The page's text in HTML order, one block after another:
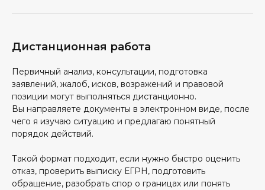
Дистанционная работа
Первичный анализ, консультации, подготовка
заявлений, жалоб, исков, возражений и правовой
позиции могут выполняться дистанционно.
Вы направляете документы в электронном виде, после
чего я изучаю ситуацию и предлагаю понятный
порядок действий.
Такой формат подходит, если нужно быстро оценить
отказ, проверить выписку ЕГРН, подготовить
обращение, разобрать спор о границах или понять